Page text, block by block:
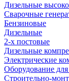
Дизельные
Сварочные
Бензиновые
Дизельные
2-х постовые
Дизельные
Электрические
Оборудование
Строительно-